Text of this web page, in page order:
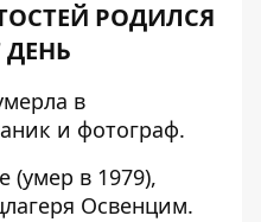
РОДИЛСЯ
ДЕНЬ
в
и фотограф.
в 1979),
Освенцим.